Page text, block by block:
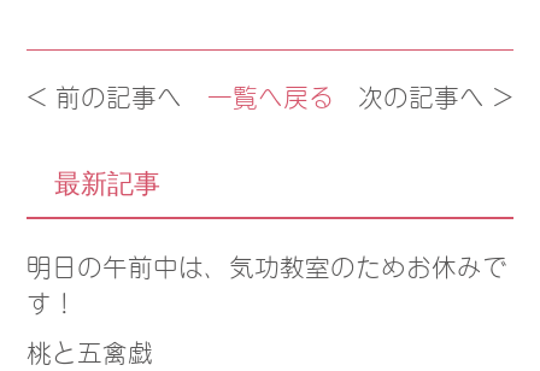
< 前の記事へ 一覧へ戻る 次の記事へ >
最新記事
明日の午前中は、気功教室のためお休みで
す！
桃と五禽戯